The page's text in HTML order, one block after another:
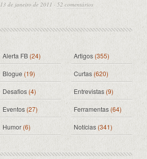
13 de janeiro de 2011 · 52 comentários
Alerta FB(24) Artigos (355)
Blogue (19) Curtas (620)
Desafios (4) Entrevistas (9)
Eventos(27) Ferramentas(64)
Humor (6) Notícias(341)